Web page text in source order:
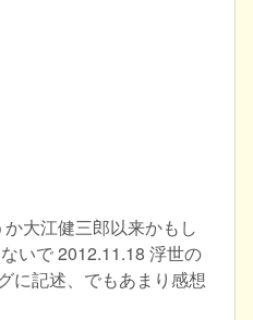
大江健三郎以来かもし
いで 2012.11.18 浮世の
に記述、でもあまり感想